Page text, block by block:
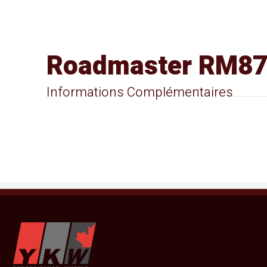
Informations Complémentaires
Roadmaster
YKW Wheels